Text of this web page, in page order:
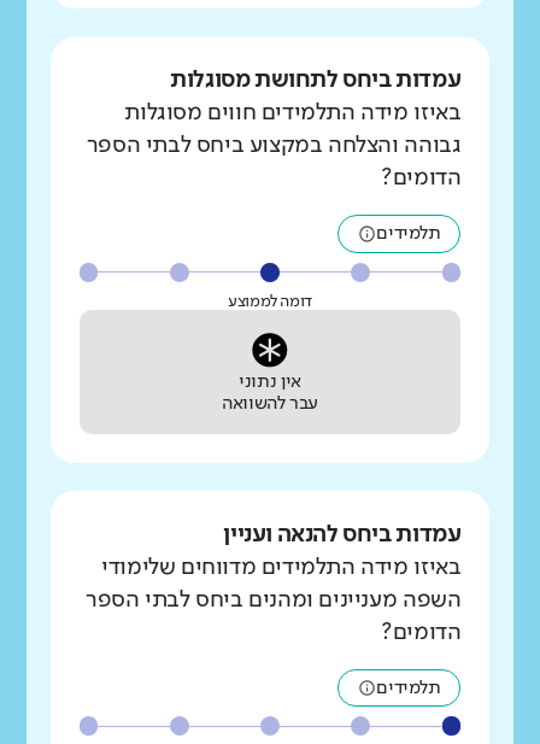
עמדות ביחס לתחושת מסוגלות
באיזו מידה התלמידים חווים מסוגלות
גבוהה והצלחה במקצוע ביחס לבתי הספר
הדומים?
תלמידים
דומה לממוצע
אין נתוני
עבר להשוואה
עמדות ביחס להנאה ועניין
באיזו מידה התלמידים מדווחים שלימודי
השפה מעניינים ומהנים ביחס לבתי הספר
הדומים?
תלמידים